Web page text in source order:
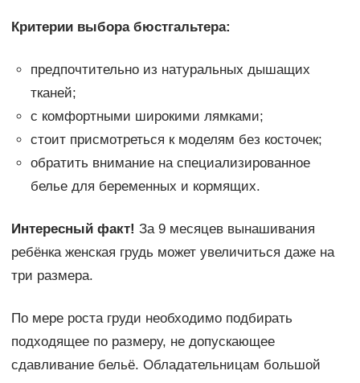
Критерии выбора бюстгальтера:
предпочтительно из натуральных дышащих
тканей;
с комфортными широкими лямками;
стоит присмотреться к моделям без косточек;
обратить внимание на специализированное
белье для беременных и кормящих.
Интересный факт! За 9 месяцев вынашивания
ребёнка женская грудь может увеличиться даже на
три размера.
По мере роста груди необходимо подбирать
подходящее по размеру, не допускающее
сдавливание бельё. Обладательницам большой